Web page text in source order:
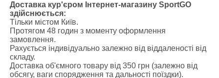
Доставка кур'єром Інтернет-магазину SportGO
здійснюється:
Тільки містом Київ.
Протягом 48 годин з моменту оформлення
замовлення.
Рахується індивідуально залежно від віддаленості від
складу.
Доставка об'ємного товару від 350 грн (залежно від
обсягу, ваги спорядження та дальності поїздки).